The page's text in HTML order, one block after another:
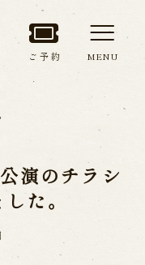
ご予約 MENU
演のチラシ
た。